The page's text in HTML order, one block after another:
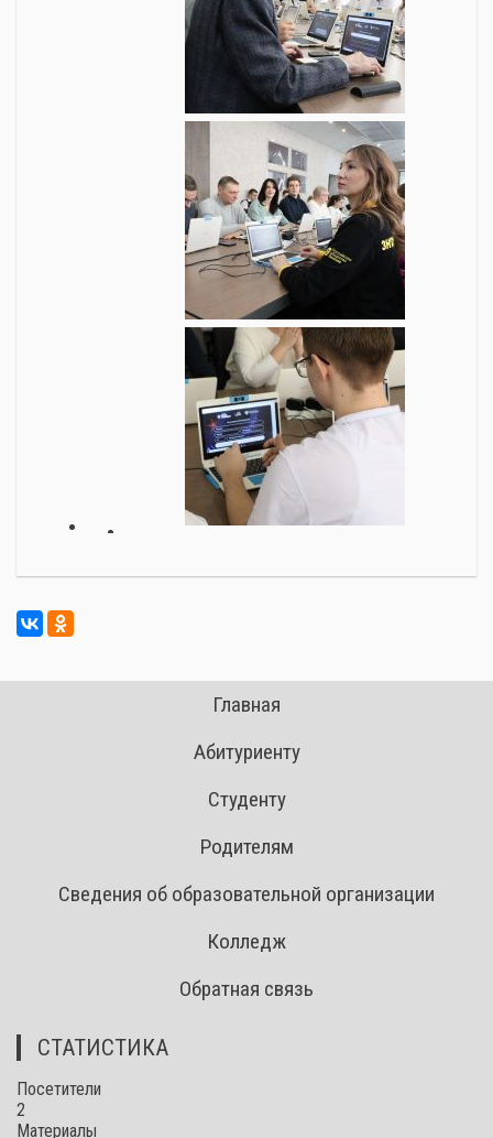
Главная
Абитуриенту
Студенту
Родителям
Сведения об образовательной организации
Колледж
Обратная связь
СТАТИСТИКА
Посетители
2
Материалы